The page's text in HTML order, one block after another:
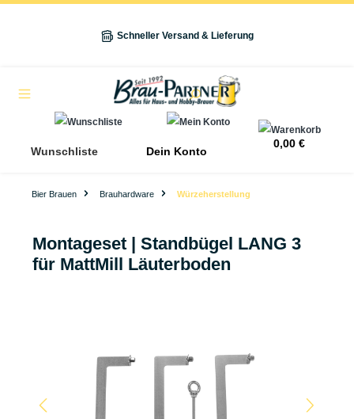
Schneller Versand & Lieferung
Wunschliste Dein Konto
0,00 €
Bier Brauen Brauhardware Würzeherstellung
Montageset | Standbügel LANG 3
für MattMill Läuterboden